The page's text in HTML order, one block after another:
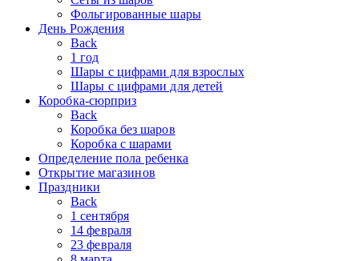
Фольгированные шары
День Рождения
Back
1 год
Шары с цифрами для взрослых
Шары с цифрами для детей
Коробка-сюрприз
Back
Коробка без шаров
Коробка с шарами
Определение пола ребенка
Открытие магазинов
Праздники
Back
1 сентября
14 февраля
23 февраля